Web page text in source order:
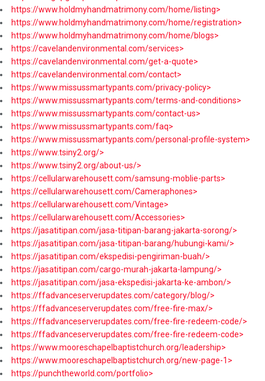
https://www.holdmyhandmatrimony.com/home/listing>
https://www.holdmyhandmatrimony.com/home/registration>
https://www.holdmyhandmatrimony.com/home/blogs>
https://cavelandenvironmental.com/services>
https://cavelandenvironmental.com/get-a-quote>
https://cavelandenvironmental.com/contact>
https://www.missussmartypants.com/privacy-policy>
https://www.missussmartypants.com/terms-and-conditions>
https://www.missussmartypants.com/contact-us>
https://www.missussmartypants.com/faq>
https://www.missussmartypants.com/personal-profile-system>
https://www.tsiny2.org/>
https://www.tsiny2.org/about-us/>
https://cellularwarehousett.com/samsung-moblie-parts>
https://cellularwarehousett.com/Cameraphones>
https://cellularwarehousett.com/Vintage>
https://cellularwarehousett.com/Accessories>
https://jasatitipan.com/jasa-titipan-barang-jakarta-sorong/>
https://jasatitipan.com/jasa-titipan-barang/hubungi-kami/>
https://jasatitipan.com/ekspedisi-pengiriman-buah/>
https://jasatitipan.com/cargo-murah-jakarta-lampung/>
https://jasatitipan.com/jasa-ekspedisi-jakarta-ke-ambon/>
https://ffadvanceserverupdates.com/category/blog/>
https://ffadvanceserverupdates.com/free-fire-max/>
https://ffadvanceserverupdates.com/free-fire-redeem-code/>
https://ffadvanceserverupdates.com/free-fire-redeem-code>
https://www.mooreschapelbaptistchurch.org/leadership>
https://www.mooreschapelbaptistchurch.org/new-page-1>
https://punchtheworld.com/portfolio>